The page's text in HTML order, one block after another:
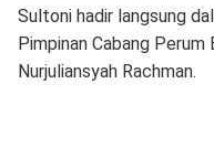
Sultoni hadir langsung
Pimpinan Cabang Perum
Nurjuliansyah Rachman.